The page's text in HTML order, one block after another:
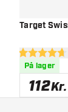
Target
4.7
På lager
112Kr.